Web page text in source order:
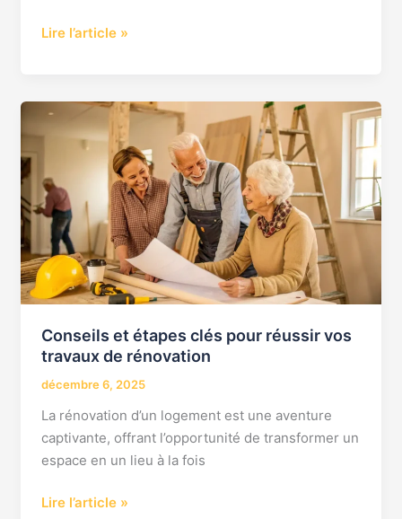
Lire l’article »
Conseils et étapes clés pour réussir vos
travaux de rénovation
décembre 6, 2025
La rénovation d’un logement est une aventure
captivante, offrant l’opportunité de transformer un
espace en un lieu à la fois
Conseils
et
clés
pour
réussir
vos
travaux
de
Lire l’article »